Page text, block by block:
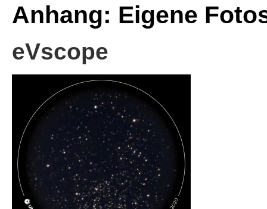
Anhang: Eigene
eVscope